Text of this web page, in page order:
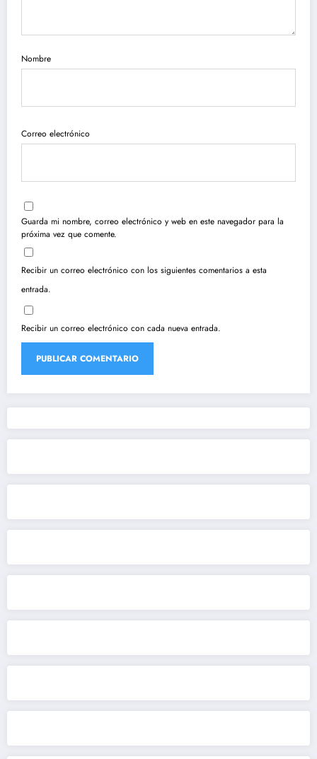
Nombre
Correo electrónico
Guarda mi nombre, correo electrónico y web en este navegador para la
próxima vez que comente.
Recibir un correo electrónico con los siguientes comentarios a esta
entrada.
Recibir un correo electrónico con cada nueva entrada.